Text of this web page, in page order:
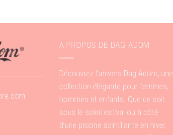
A PROPOS DE DAG ADOM
Découvrez l’univers Dag Adom, une
collection élégante pour femmes,
hommes et enfants. Que ce soit
sous le soleil estival ou à côté
d’une piscine scintillante en hiver,